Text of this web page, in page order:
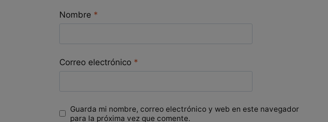
Nombre *
Correo electrónico *
Guarda mi nombre, correo electrónico y web en este navegador
para la próxima vez que comente.